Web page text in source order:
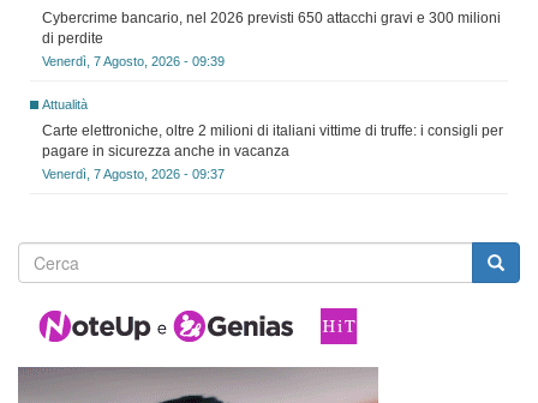
Cybercrime bancario, nel 2026 previsti 650 attacchi gravi e 300 milioni
di perdite
Venerdì, 7 Agosto, 2026 - 09:39
Attualità
Carte elettroniche, oltre 2 milioni di italiani vittime di truffe: i consigli per
pagare in sicurezza anche in vacanza
Venerdì, 7 Agosto, 2026 - 09:37
Form
di
ricerca